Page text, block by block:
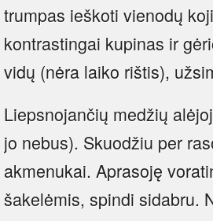
trumpas ieškoti vienodų
kontrastingai kupinas ir
vidų (nėra laiko rištis),
Liepsnojančių medžių
jo nebus). Skuodžiu per
akmenukai. Aprasoję
šakelėmis, spindi sidabru.